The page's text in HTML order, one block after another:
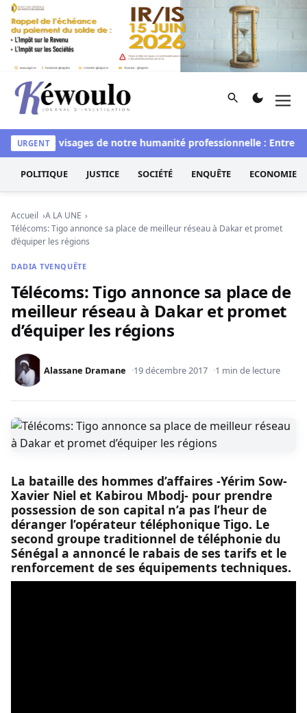
Aller au contenu
Kéwoulo, le premier site d'information et d'investigation
Rechercher
URGENT
deux visages de notre humanité professionnelle : Entre
POLITIQUE JUSTICE SOCIÉTÉ ENQUÊTE ECONOMIE
Accueil
A LA UNE
Télécoms: Tigo annonce sa place de meilleur réseau à Dakar et promet
d’équiper les régions
DADIA TVENQUÊTE
Télécoms: Tigo annonce sa place de
meilleur réseau à Dakar et promet
d’équiper les régions
Alassane Dramane 19 décembre 2017 1 min de lecture
La bataille des hommes d’affaires -Yérim Sow-
Xavier Niel et Kabirou Mbodj- pour prendre
possession de son capital n’a pas l’heur de
déranger l’opérateur téléphonique Tigo. Le
second groupe traditionnel de téléphonie du
Sénégal a annoncé le rabais de ses tarifs et le
renforcement de ses équipements techniques.